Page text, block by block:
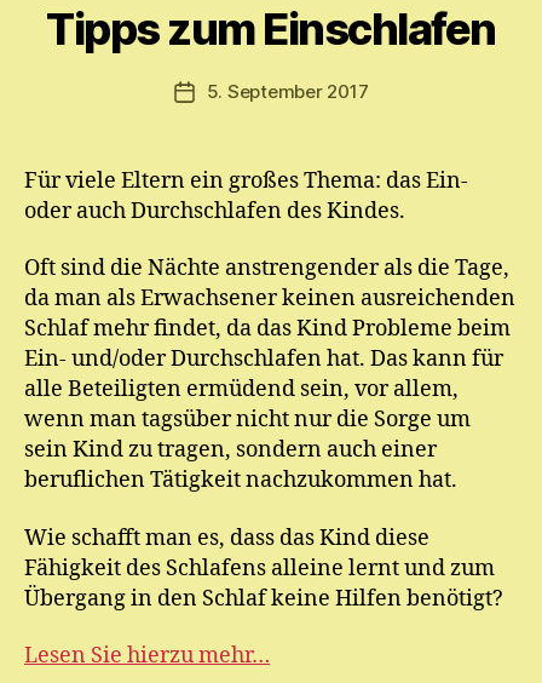
Tipps zum Einschlafen
Beitragsautor
y
ri
m
ic
h
Veröffentlichungsdatum
5. September 2017
Für viele Eltern ein großes Thema: das Ein-
oder auch Durchschlafen des Kindes.
Oft sind die Nächte anstrengender als die Tage,
da man als Erwachsener keinen ausreichenden
Schlaf mehr findet, da das Kind Probleme beim
Ein- und/oder Durchschlafen hat. Das kann für
alle Beteiligten ermüdend sein, vor allem,
wenn man tagsüber nicht nur die Sorge um
sein Kind zu tragen, sondern auch einer
beruflichen Tätigkeit nachzukommen hat.
Wie schafft man es, dass das Kind diese
Fähigkeit des Schlafens alleine lernt und zum
Übergang in den Schlaf keine Hilfen benötigt?
Lesen Sie hierzu mehr…